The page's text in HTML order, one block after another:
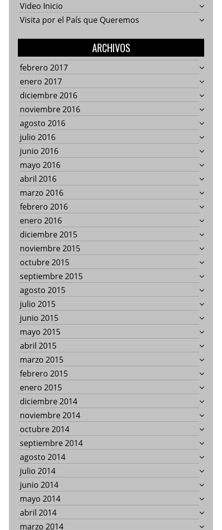
Video Inicio
Visita por el País que Queremos
ARCHIVOS
febrero 2017
enero 2017
diciembre 2016
noviembre 2016
agosto 2016
julio 2016
junio 2016
mayo 2016
abril 2016
marzo 2016
febrero 2016
enero 2016
diciembre 2015
noviembre 2015
octubre 2015
septiembre 2015
agosto 2015
julio 2015
junio 2015
mayo 2015
abril 2015
marzo 2015
febrero 2015
enero 2015
diciembre 2014
noviembre 2014
octubre 2014
septiembre 2014
agosto 2014
julio 2014
junio 2014
mayo 2014
abril 2014
marzo 2014